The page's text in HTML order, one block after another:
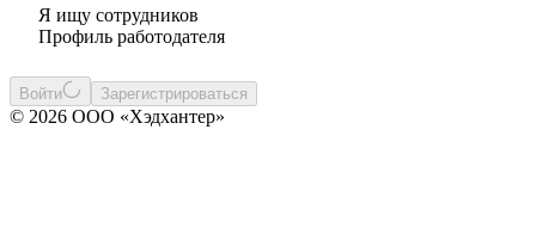
Я ищу сотрудников
Профиль работодателя
Войти Зарегистрироваться
© 2026 ООО «Хэдхантер»